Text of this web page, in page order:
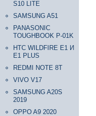
S10 LITE
SAMSUNG A51
PANASONIC
TOUGHBOOK P-01K
HTC WILDFIRE E1 И
E1 PLUS
REDMI NOTE 8T
VIVO V17
SAMSUNG A20S
2019
OPPO A9 2020